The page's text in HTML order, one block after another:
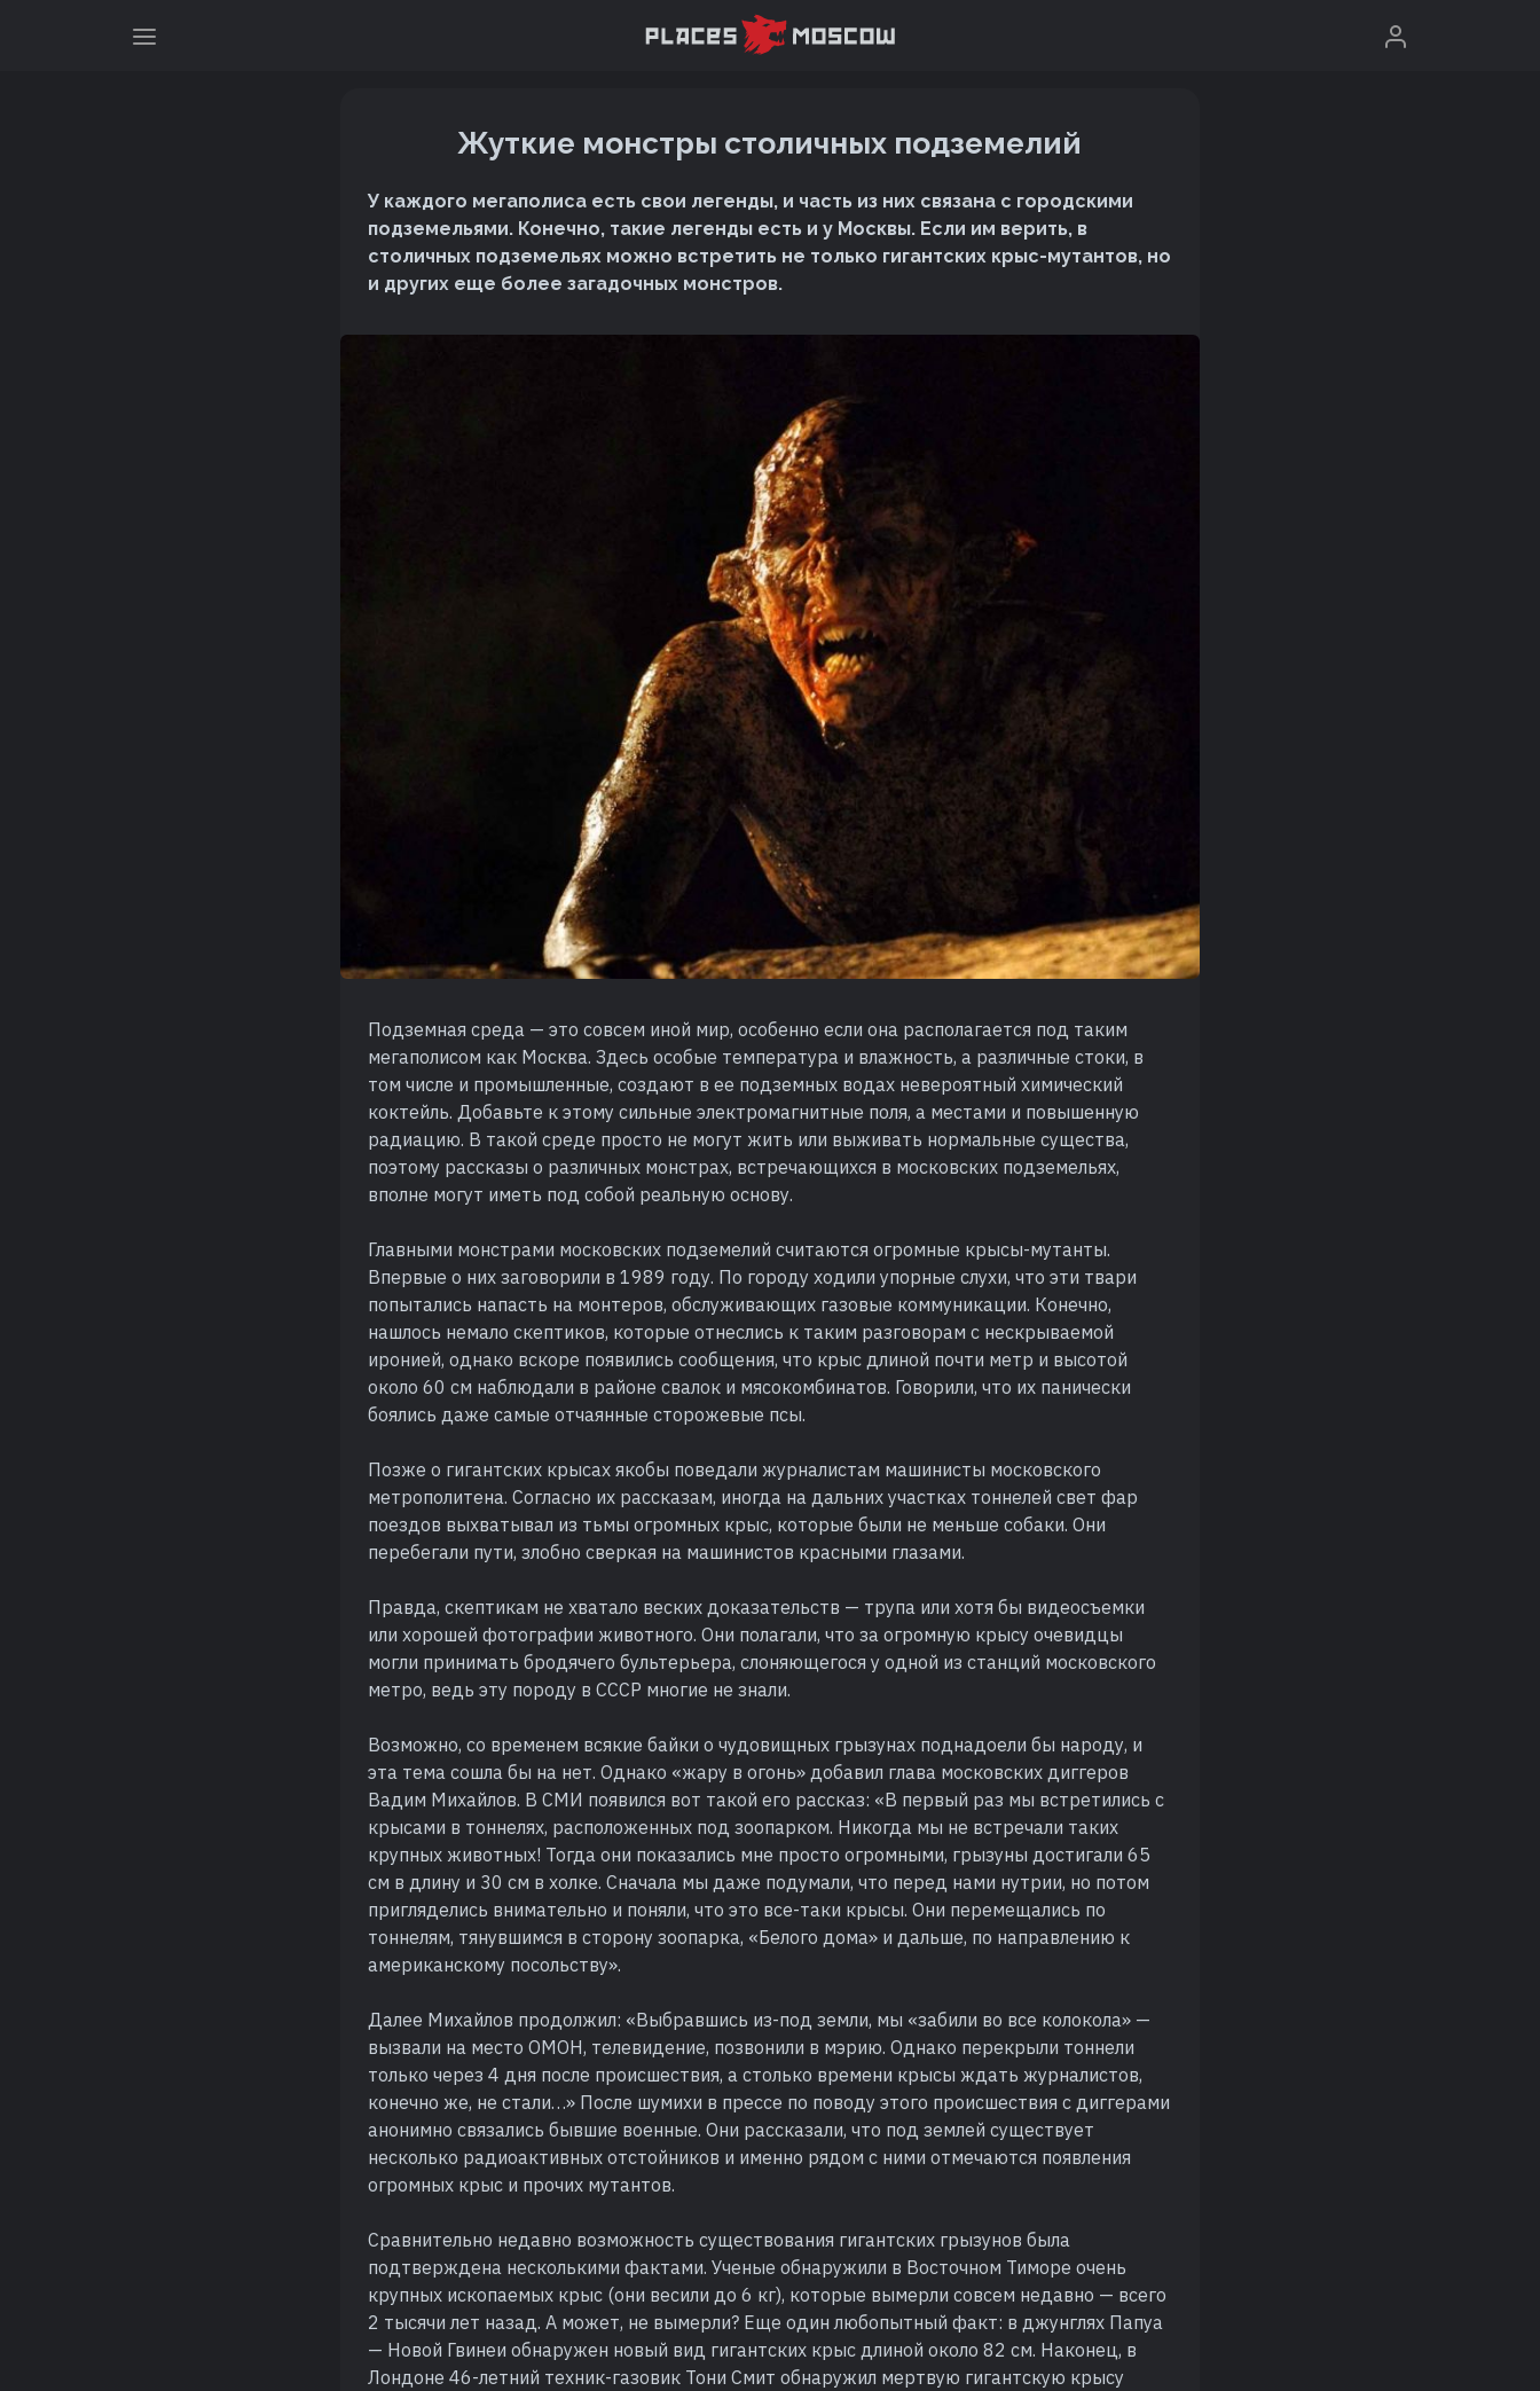
Жуткие монстры столичных подземелий
У каждого мегаполиса есть свои легенды, и часть из них связана с городскими
подземельями. Конечно, такие легенды есть и у Москвы. Если им верить, в
столичных подземельях можно встретить не только гигантских крыс-мутантов, но
и других еще более загадочных монстров.
Подземная среда — это совсем иной мир, особенно если она располагается под таким
мегаполисом как Москва. Здесь особые температура и влажность, а различные стоки, в
том числе и промышленные, создают в ее подземных водах невероятный химический
коктейль. Добавьте к этому сильные электромагнитные поля, а местами и повышенную
радиацию. В такой среде просто не могут жить или выживать нормальные существа,
поэтому рассказы о различных монстрах, встречающихся в московских подземельях,
вполне могут иметь под собой реальную основу.
Главными монстрами московских подземелий считаются огромные крысы-мутанты.
Впервые о них заговорили в 1989 году. По городу ходили упорные слухи, что эти твари
попытались напасть на монтеров, обслуживающих газовые коммуникации. Конечно,
нашлось немало скептиков, которые отнеслись к таким разговорам с нескрываемой
иронией, однако вскоре появились сообщения, что крыс длиной почти метр и высотой
около 60 см наблюдали в районе свалок и мясокомбинатов. Говорили, что их панически
боялись даже самые отчаянные сторожевые псы.
Позже о гигантских крысах якобы поведали журналистам машинисты московского
метрополитена. Согласно их рассказам, иногда на дальних участках тоннелей свет фар
поездов выхватывал из тьмы огромных крыс, которые были не меньше собаки. Они
перебегали пути, злобно сверкая на машинистов красными глазами.
Правда, скептикам не хватало веских доказательств — трупа или хотя бы видеосъемки
или хорошей фотографии животного. Они полагали, что за огромную крысу очевидцы
могли принимать бродячего бультерьера, слоняющегося у одной из станций московского
метро, ведь эту породу в СССР многие не знали.
Возможно, со временем всякие байки о чудовищных грызунах поднадоели бы народу, и
эта тема сошла бы на нет. Однако «жару в огонь» добавил глава московских диггеров
Вадим Михайлов. В СМИ появился вот такой его рассказ: «В первый раз мы встретились с
крысами в тоннелях, расположенных под зоопарком. Никогда мы не встречали таких
крупных животных! Тогда они показались мне просто огромными, грызуны достигали 65
см в длину и 30 см в холке. Сначала мы даже подумали, что перед нами нутрии, но потом
пригляделись внимательно и поняли, что это все-таки крысы. Они перемещались по
тоннелям, тянувшимся в сторону зоопарка, «Белого дома» и дальше, по направлению к
американскому посольству».
Далее Михайлов продолжил: «Выбравшись из-под земли, мы «забили во все колокола» —
вызвали на место ОМОН, телевидение, позвонили в мэрию. Однако перекрыли тоннели
только через 4 дня после происшествия, а столько времени крысы ждать журналистов,
конечно же, не стали…» После шумихи в прессе по поводу этого происшествия с диггерами
анонимно связались бывшие военные. Они рассказали, что под землей существует
несколько радиоактивных отстойников и именно рядом с ними отмечаются появления
огромных крыс и прочих мутантов.
Сравнительно недавно возможность существования гигантских грызунов была
подтверждена несколькими фактами. Ученые обнаружили в Восточном Тиморе очень
крупных ископаемых крыс (они весили до 6 кг), которые вымерли совсем недавно — всего
2 тысячи лет назад. А может, не вымерли? Еще один любопытный факт: в джунглях Папуа
— Новой Гвинеи обнаружен новый вид гигантских крыс длиной около 82 см. Наконец, в
Лондоне 46-летний техник-газовик Тони Смит обнаружил мертвую гигантскую крысу